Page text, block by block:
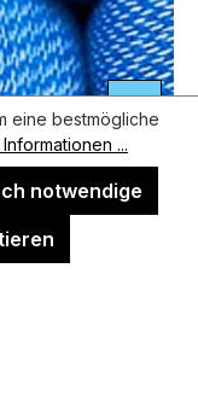
eine bestmögliche
...
notwendige